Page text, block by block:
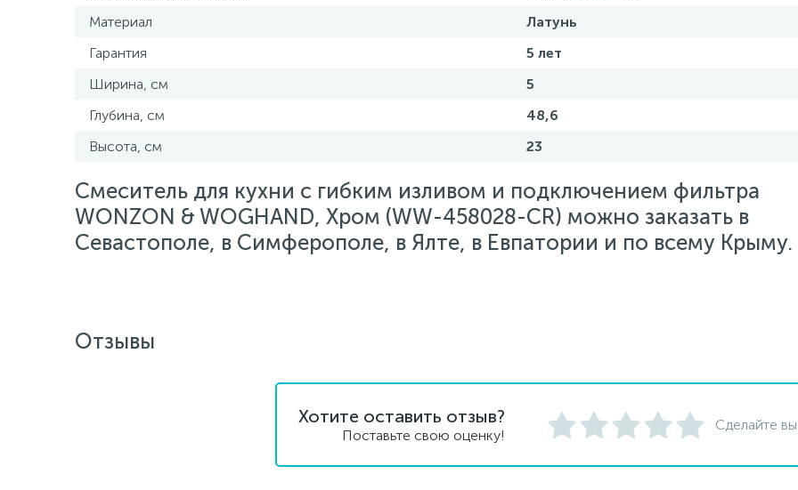
Материал
Латунь
Гарантия
5 лет
Ширина, см
5
Глубина, см
48,6
Высота, см
23
Смеситель для кухни с гибким изливом и подключением фильтра
WONZON & WOGHAND, Хром (WW-458028-CR) можно заказать в
Севастополе, в Симферополе, в Ялте, в Евпатории и по всему Крыму.
Отзывы
Хотите оставить отзыв?
Поставьте свою оценку!
Сделайте